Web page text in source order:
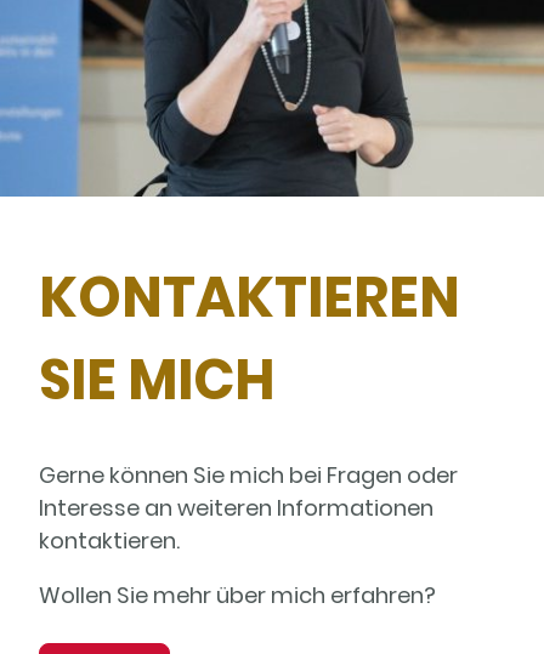
KONTAKTIEREN
SIE MICH
Gerne können Sie mich bei Fragen oder
Interesse an weiteren Informationen
kontaktieren.
Wollen Sie mehr über mich erfahren?